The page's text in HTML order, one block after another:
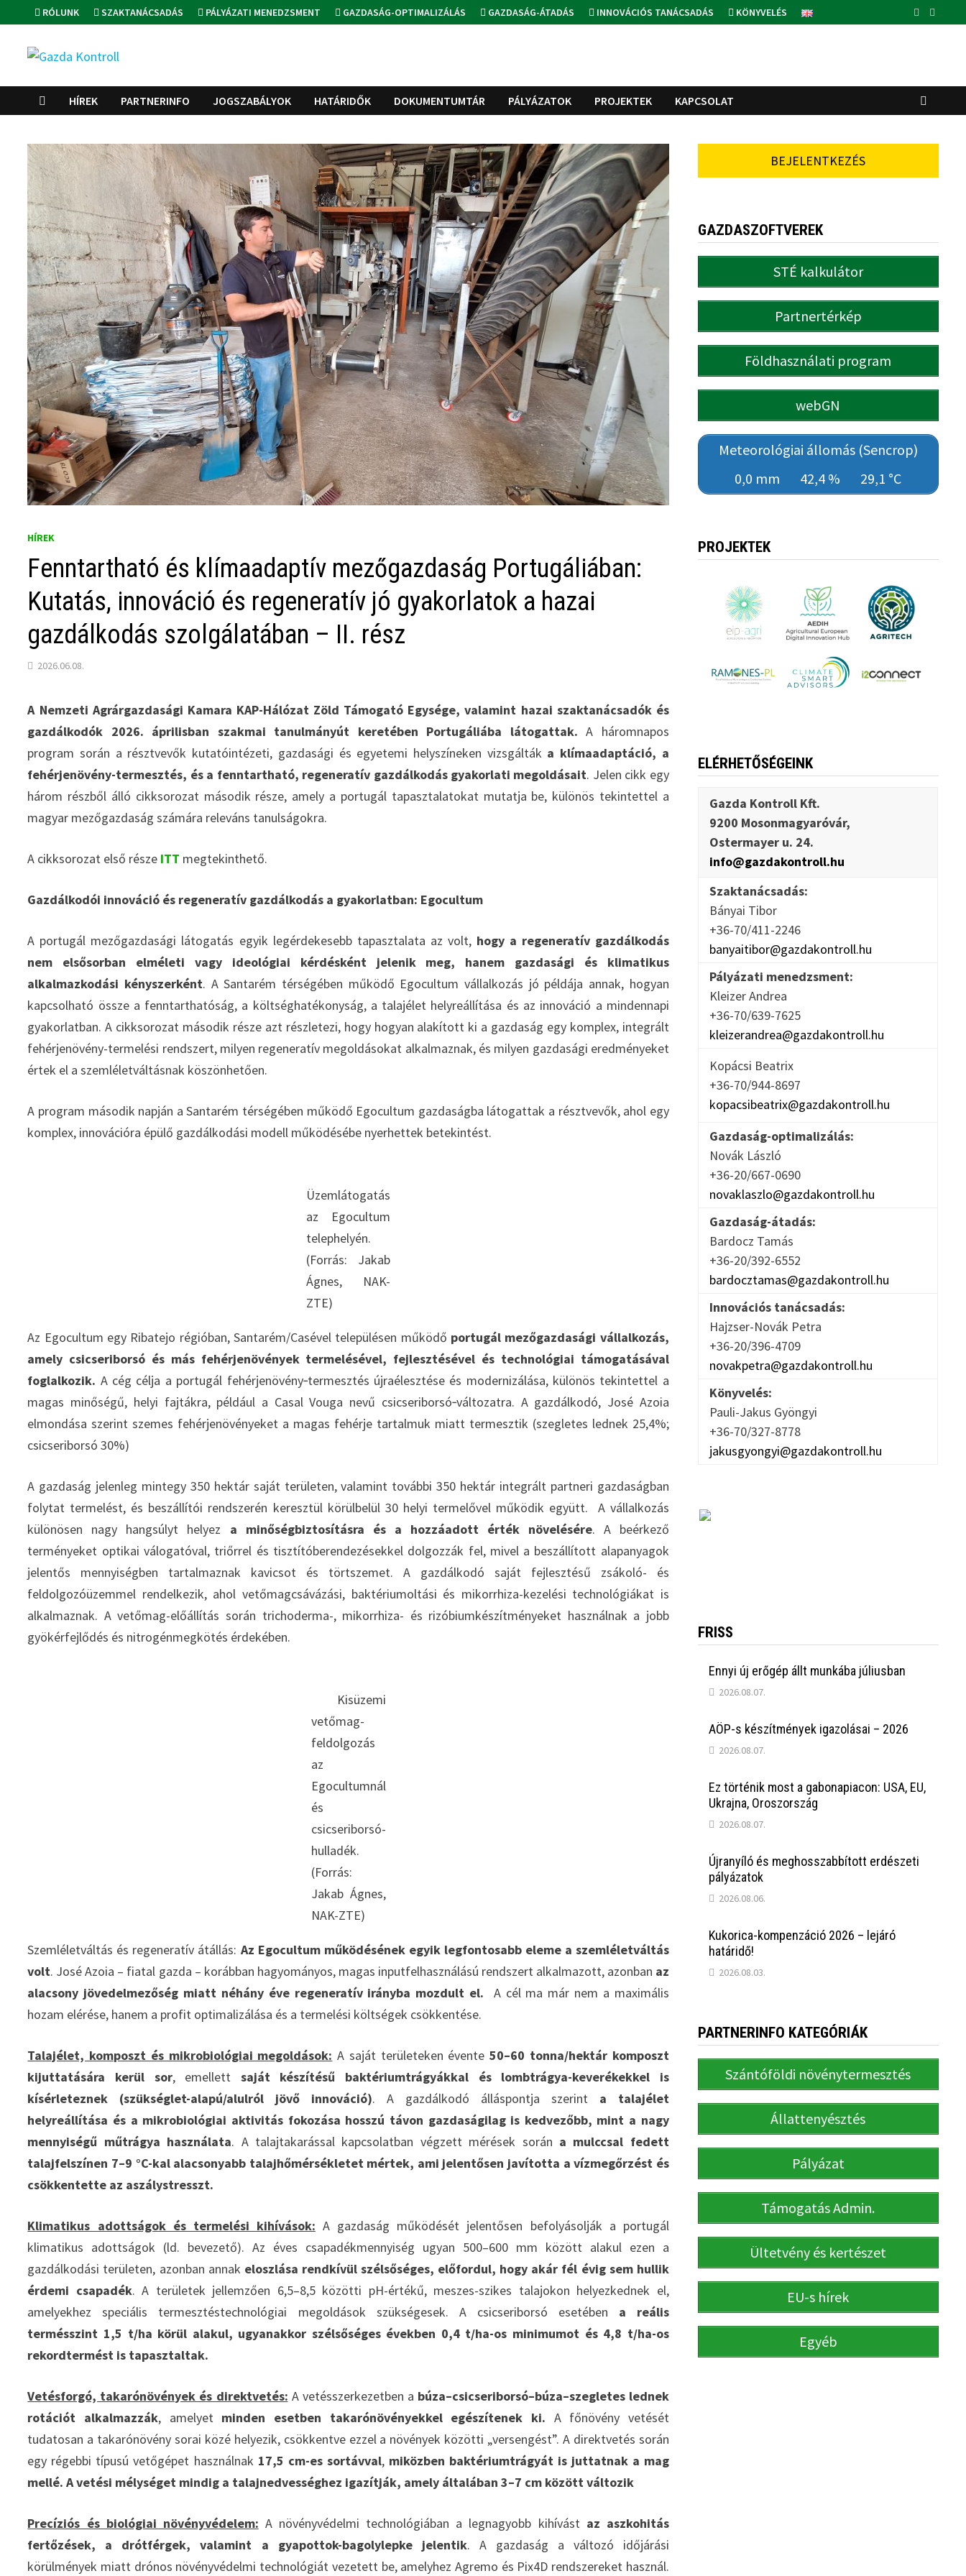
to
content
RÓLUNK SZAKTANÁCSADÁS PÁLYÁZATI MENEDZSMENT GAZDASÁG-OPTIMALIZÁLÁS GAZDASÁG-ÁTADÁS INNOVÁCIÓS TANÁCSADÁS KÖNYVELÉS
HÍREK PARTNERINFO JOGSZABÁLYOK HATÁRIDŐK DOKUMENTUMTÁR PÁLYÁZATOK PROJEKTEK KAPCSOLAT
HÍREK
Fenntartható és klímaadaptív mezőgazdaság Portugáliában:
Kutatás, innováció és regeneratív jó gyakorlatok a hazai
gazdálkodás szolgálatában – II. rész
2026.06.08.
A Nemzeti Agrárgazdasági Kamara KAP-Hálózat Zöld Támogató Egysége, valamint hazai szaktanácsadók és
gazdálkodók 2026. áprilisban szakmai tanulmányút keretében Portugáliába látogattak. A háromnapos
program során a résztvevők kutatóintézeti, gazdasági és egyetemi helyszíneken vizsgálták a klímaadaptáció, a
fehérjenövény-termesztés, és a fenntartható, regeneratív gazdálkodás gyakorlati megoldásait. Jelen cikk egy
három részből álló cikksorozat második része, amely a portugál tapasztalatokat mutatja be, különös tekintettel a
magyar mezőgazdaság számára releváns tanulságokra.
A cikksorozat első része ITT megtekinthető.
Gazdálkodói innováció és regeneratív gazdálkodás a gyakorlatban: Egocultum
A portugál mezőgazdasági látogatás egyik legérdekesebb tapasztalata az volt, hogy a regeneratív gazdálkodás
nem elsősorban elméleti vagy ideológiai kérdésként jelenik meg, hanem gazdasági és klimatikus
alkalmazkodási kényszerként. A Santarém térségében működő Egocultum vállalkozás jó példája annak, hogyan
kapcsolható össze a fenntarthatóság, a költséghatékonyság, a talajélet helyreállítása és az innováció a mindennapi
gyakorlatban. A cikksorozat második része azt részletezi, hogy hogyan alakított ki a gazdaság egy komplex, integrált
fehérjenövény-termelési rendszert, milyen regeneratív megoldásokat alkalmaznak, és milyen gazdasági eredményeket
értek el a szemléletváltásnak köszönhetően.
A program második napján a Santarém térségében működő Egocultum gazdaságba látogattak a résztvevők, ahol egy
komplex, innovációra épülő gazdálkodási modell működésébe nyerhettek betekintést.
Üzemlátogatás
az Egocultum
telephelyén.
(Forrás: Jakab
Ágnes, NAK-
ZTE)
Az Egocultum egy Ribatejo régióban, Santarém/Casével településen működő portugál mezőgazdasági vállalkozás,
amely csicseriborsó és más fehérjenövények termelésével, fejlesztésével és technológiai támogatásával
foglalkozik. A cég célja a portugál fehérjenövény‑termesztés újraélesztése és modernizálása, különös tekintettel a
magas minőségű, helyi fajtákra, például a Casal Vouga nevű csicseriborsó‑változatra. A gazdálkodó, José Azoia
elmondása szerint szemes fehérjenövényeket a magas fehérje tartalmuk miatt termesztik (szegletes lednek 25,4%;
csicseriborsó 30%)
A gazdaság jelenleg mintegy 350 hektár saját területen, valamint további 350 hektár integrált partneri gazdaságban
folytat termelést, és beszállítói rendszerén keresztül körülbelül 30 helyi termelővel működik együtt. A vállalkozás
különösen nagy hangsúlyt helyez a minőségbiztosításra és a hozzáadott érték növelésére. A beérkező
terményeket optikai válogatóval, triőrrel és tisztítóberendezésekkel dolgozzák fel, mivel a beszállított alapanyagok
jelentős mennyiségben tartalmaznak kavicsot és törtszemet. A gazdálkodó saját fejlesztésű zsákoló- és
feldolgozóüzemmel rendelkezik, ahol vetőmagcsávázási, baktériumoltási és mikorrhiza-kezelési technológiákat is
alkalmaznak. A vetőmag-előállítás során trichoderma-, mikorrhiza- és rizóbiumkészítményeket használnak a jobb
gyökérfejlődés és nitrogénmegkötés érdekében.
Kisüzemi
vetőmag-
feldolgozás
az
Egocultumnál
és
csicseriborsó-
hulladék.
(Forrás:
Jakab Ágnes,
NAK-ZTE)
Szemléletváltás és regeneratív átállás: Az Egocultum működésének egyik legfontosabb eleme a szemléletváltás
volt. José Azoia – fiatal gazda – korábban hagyományos, magas inputfelhasználású rendszert alkalmazott, azonban az
alacsony jövedelmezőség miatt néhány éve regeneratív irányba mozdult el.
A cél ma már nem a maximális
hozam elérése, hanem a profit optimalizálása és a termelési költségek csökkentése.
Talajélet, komposzt és mikrobiológiai megoldások: A saját területeken évente50–60 tonna/hektár komposzt
kijuttatására kerül sor, emellett saját készítésű baktériumtrágyákkal és lombtrágya-keverékekkel is
kísérleteznek (szükséglet-alapú/alulról jövő innováció). A gazdálkodó álláspontja szerint a talajélet
helyreállítása és a mikrobiológiai aktivitás fokozása hosszú távon gazdaságilag is kedvezőbb, mint a nagy
mennyiségű műtrágya használata. A talajtakarással kapcsolatban végzett mérések során a mulccsal fedett
talajfelszínen 7–9 °C-kal alacsonyabb talajhőmérsékletet mértek, ami jelentősen javította a vízmegőrzést és
csökkentette az aszálystresszt.
Klimatikus adottságok és termelési kihívások: A gazdaság működését jelentősen befolyásolják a portugál
klimatikus adottságok (ld. bevezető). Az éves csapadékmennyiség ugyan 500–600 mm között alakul ezen a
gazdálkodási területen, azonban annak eloszlása rendkívül szélsőséges, előfordul, hogy akár fél évig sem hullik
érdemi csapadék. A területek jellemzően 6,5–8,5 közötti pH-értékű, meszes-szikes talajokon helyezkednek el,
amelyekhez speciális termesztéstechnológiai megoldások szükségesek. A csicseriborsó esetében a reális
termésszint 1,5 t/ha körül alakul, ugyanakkor szélsőséges években 0,4 t/ha-os minimumot és 4,8 t/ha-os
rekordtermést is tapasztaltak.
Vetésforgó, takarónövények és direktvetés: A vetésszerkezetben a búza–csicseriborsó–búza–szegletes lednek
rotációt alkalmazzák, amelyet minden esetben takarónövényekkel egészítenek ki. A főnövény vetését
tudatosan a takarónövény sorai közé helyezik, csökkentve ezzel a növények közötti „versengést”. A direktvetés során
egy régebbi típusú vetőgépet használnak 17,5 cm-es sortávval, miközben baktériumtrágyát is juttatnak a mag
mellé. A vetési mélységet mindig a talajnedvességhez igazítják, amely általában 3–7 cm között változik
Precíziós és biológiai növényvédelem: A növényvédelmi technológiában a legnagyobb kihívást az aszkohitás
fertőzések, a drótférgek, valamint a gyapottok-bagolylepke jelentik. A gazdaság a változó időjárási
körülmények miatt drónos növényvédelmi technológiát vezetett be, amelyhez Agremo és Pix4D rendszereket használ.
BEJELENTKEZÉS
GAZDASZOFTVEREK
STÉ kalkulátor
Partnertérkép
Földhasználati program
webGN
Meteorológiai állomás (Sencrop)
0,0 mm
42,4 % 29,1 °C
PROJEKTEK
ELÉRHETŐSÉGEINK
Gazda Kontroll Kft.
9200 Mosonmagyaróvár,
Ostermayer u. 24.
info@gazdakontroll.hu
Szaktanácsadás:
Bányai Tibor
+36-70/411-2246
banyaitibor@gazdakontroll.hu
Pályázati menedzsment:
Kleizer Andrea
+36-70/639-7625
kleizerandrea@gazdakontroll.hu
Kopácsi Beatrix
+36-70/944-8697
kopacsibeatrix@gazdakontroll.hu
Gazdaság-optimalizálás:
Novák László
+36-20/667-0690
novaklaszlo@gazdakontroll.hu
Gazdaság-átadás:
Bardocz Tamás
+36-20/392-6552
bardocztamas@gazdakontroll.hu
Innovációs tanácsadás:
Hajzser-Novák Petra
+36-20/396-4709
novakpetra@gazdakontroll.hu
Könyvelés:
Pauli-Jakus Gyöngyi
+36-70/327-8778
jakusgyongyi@gazdakontroll.hu
FRISS
Ennyi új erőgép állt munkába júliusban
2026.08.07.
AÖP-s készítmények igazolásai – 2026
2026.08.07.
Ez történik most a gabonapiacon: USA, EU,
Ukrajna, Oroszország
2026.08.07.
Újranyíló és meghosszabbított erdészeti
pályázatok
2026.08.06.
Kukorica-kompenzáció 2026 – lejáró
határidő!
2026.08.03.
PARTNERINFO KATEGÓRIÁK
Szántóföldi növénytermesztés
Állattenyésztés
Pályázat
Támogatás Admin.
Ültetvény és kertészet
EU-s hírek
Egyéb